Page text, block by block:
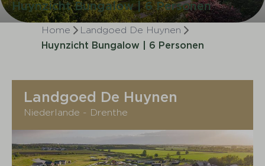
Huynzicht Bungalow | 6 Personen
Home
Landgoed De Huynen
Huynzicht Bungalow | 6 Personen
Landgoed De Huynen
Niederlande - Drenthe